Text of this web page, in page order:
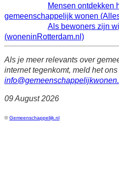
Mensen ontdekken
gemeenschappelijk wonen
Als bewoners zijn
(woneninRotterdam.nl)
Als je meer relevants over
internet tegenkomt, meld het ons
09 August 2026
©Gemeenschappelijk.nl